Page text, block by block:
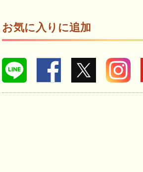
お気に入りに追加